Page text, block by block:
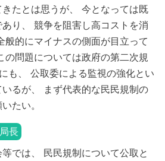
たとは思うが、 今となっては既
り、 競争を阻害し高コストを消
般的にマイナスの側面が目立って
の問題については政府の第二次規
も、 公取委による監視の強化とい
るが、 まず代表的な民民規制の
たい。
長
では、 民民規制について公取と